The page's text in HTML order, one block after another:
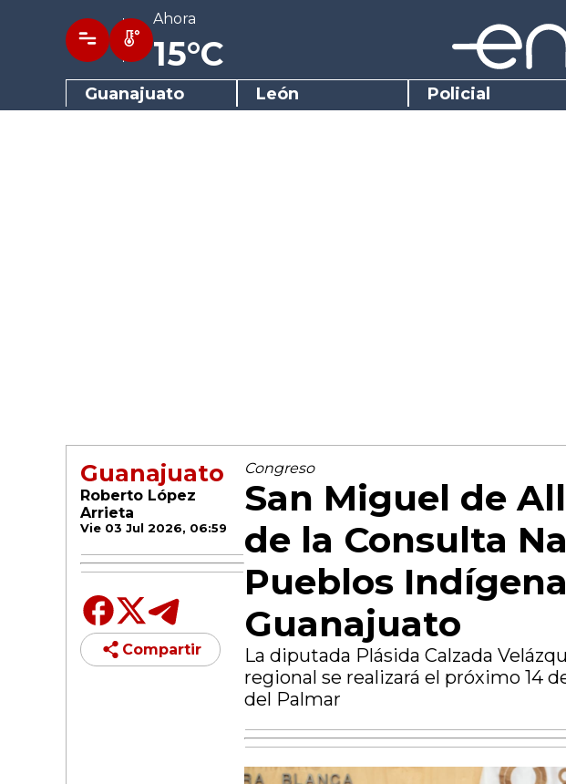
Ahora
15°C
Guanajuato León Policial
Guanajuato
Roberto López
Arrieta
Vie 03 Jul 2026, 06:59
Compartir
Congreso
San Miguel de
de la Consulta
Pueblos
Guanajuato
La diputada Plásida Calzada
regional se realizará el próximo 14
del Palmar